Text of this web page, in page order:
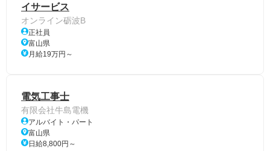
イサービス
オンライン砺波B
正社員
富山県
月給19万円～
電気工事士
有限会社牛島電機
アルバイト・パート
富山県
日給8,800円～